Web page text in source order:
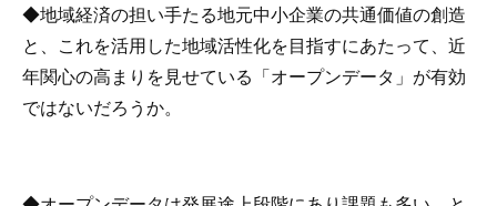
◆地域経済の担い手たる地元中小企業の共通価値の創造
と、これを活用した地域活性化を目指すにあたって、近
年関心の高まりを見せている「オープンデータ」が有効
ではないだろうか。